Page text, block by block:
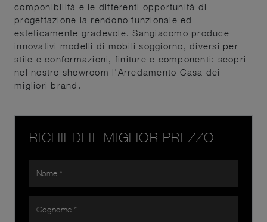
componibilità e le differenti opportunità di
progettazione la rendono funzionale ed
esteticamente gradevole. Sangiacomo produce
innovativi modelli di mobili soggiorno, diversi per
stile e conformazioni, finiture e componenti: scopri
nel nostro showroom l'Arredamento Casa dei
migliori brand.
RICHIEDI IL MIGLIOR PREZZO